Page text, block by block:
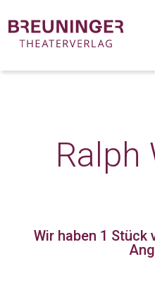
Ralph
Wir haben 1 Stück